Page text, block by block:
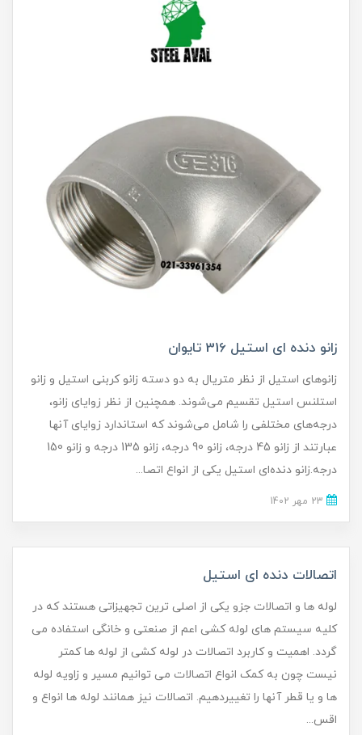
زانو دنده ای استیل 316 تایوان
زانوهای استیل از نظر متریال به دو دسته زانو کربنی استیل و زانو
استلنس استیل تقسیم می‌شوند. همچنین از نظر زوایای زانو،
درجه‌های مختلفی را شامل می‌شوند که استاندارد زوایای آنها
عبارتند از زانو 45 درجه، زانو 90 درجه، زانو 135 درجه و زانو 150
درجه.زانو دنده‌ای استیل یکی از انواع اتصا...
اتصالات دنده ای استیل
لوله ها و اتصالات جزو یکی از اصلی ترین تجهیزاتی هستند که در
کلیه سیستم های لوله کشی اعم از صنعتی و خانگی استفاده می
گردد. اهمیت و کاربرد اتصالات در لوله کشی از لوله ها کمتر
نیست چون به کمک انواع اتصالات می توانیم مسیر و زاویه لوله
ها و یا قطر آنها را تغییردهیم. اتصالات نیز همانند لوله ها انواع و
اقس...